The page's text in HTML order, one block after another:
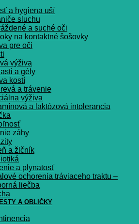
a hygiena uší
sluchu
a suché oči
na kontaktné šošovky
pre oči
výživa
a gély
kostí
a trávenie
výživa
a laktózová intolerancia
záhy
a žlčník
a plynatosť
ochorenia tráviaceho traktu –
liečba
A OBLIČKY